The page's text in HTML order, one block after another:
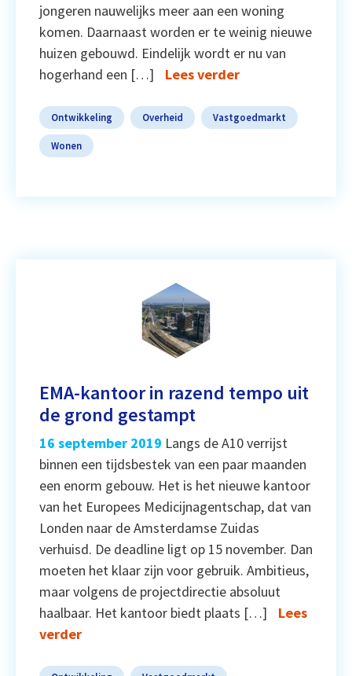
jongeren nauwelijks meer aan een woning
komen. Daarnaast worden er te weinig nieuwe
huizen gebouwd. Eindelijk wordt er nu van
hogerhand een […]
Lees verder
Ontwikkeling Overheid Vastgoedmarkt
Wonen
EMA-kantoor in razend tempo uit
de grond gestampt
16 september 2019 Langs de A10 verrijst
binnen een tijdsbestek van een paar maanden
een enorm gebouw. Het is het nieuwe kantoor
van het Europees Medicijnagentschap, dat van
Londen naar de Amsterdamse Zuidas
verhuisd. De deadline ligt op 15 november. Dan
moeten het klaar zijn voor gebruik. Ambitieus,
maar volgens de projectdirectie absoluut
haalbaar. Het kantoor biedt plaats […]
Lees
verder